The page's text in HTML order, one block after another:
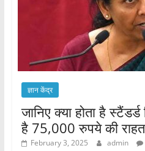
ज्ञान केंद्र
जानिए क्या होता है
है 75,000 रुपये की राहत
February 3, 2025 admin